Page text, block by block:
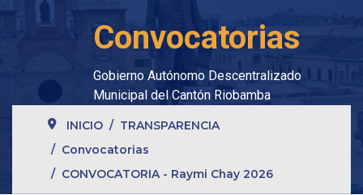
Convocatorias
Gobierno Autónomo Descentralizado
Municipal del Cantón Riobamba
INICIO
TRANSPARENCIA
Convocatorias
CONVOCATORIA - Raymi Chay 2026